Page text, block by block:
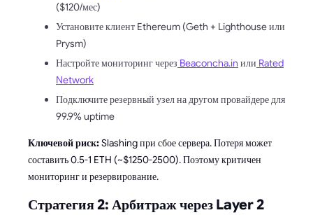
($120/мес)
Установите клиент Ethereum (Geth + Lighthouse или
Prysm)
Настройте мониторинг через Beaconcha.in или Rated
Network
Подключите резервный узел на другом провайдере для
99.9% uptime
Ключевой риск:Slashing при сбое сервера. Потеря может
составить 0.5-1 ETH (~$1250-2500). Поэтому критичен
мониторинг и резервирование.
Стратегия 2: Арбитраж через Layer 2